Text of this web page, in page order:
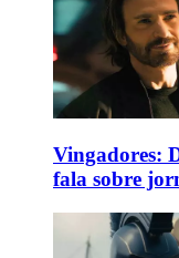
Vingadores:
fala sobre